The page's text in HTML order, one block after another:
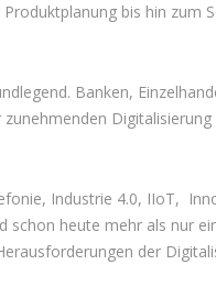
bis hin zum
Banken,
Industrie 4.0, IIoT,
heute mehr als nur
der